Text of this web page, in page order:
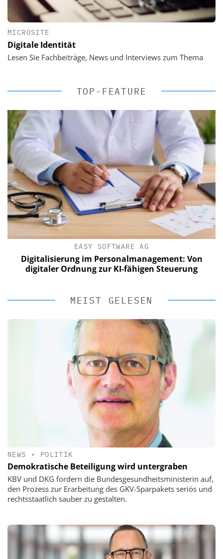
MICROSITE
Digitale Identität
Lesen Sie Fachbeiträge, News und Interviews zum Thema
TOP-FEATURE
EASY SOFTWARE AG
Digitalisierung im Personalmanagement: Von
digitaler Ordnung zur KI-fähigen Steuerung
MEIST GELESEN
NEWS • POLITIK
Demokratische Beteiligung wird untergraben
KBV und DKG fordern die Bundesgesundheitsministerin auf,
den Prozess zur Erarbeitung des GKV-Sparpakets seriös und
rechtsstaatlich sauber zu gestalten.